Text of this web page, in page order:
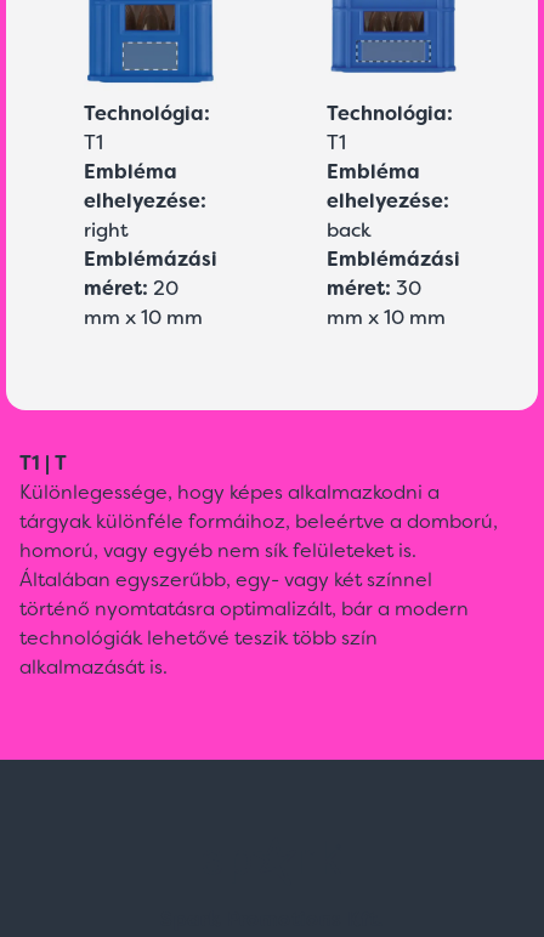
Technológia:
T1
Embléma
elhelyezése:
right
Emblémázási
méret: 20
mm x 10 mm
Technológia:
T1
Embléma
elhelyezése:
back
Emblémázási
méret: 30
mm x 10 mm
T1 | T
Különlegessége, hogy képes alkalmazkodni a
tárgyak különféle formáihoz, beleértve a domború,
homorú, vagy egyéb nem sík felületeket is.
Általában egyszerűbb, egy- vagy két színnel
történő nyomtatásra optimalizált, bár a modern
technológiák lehetővé teszik több szín
alkalmazását is.